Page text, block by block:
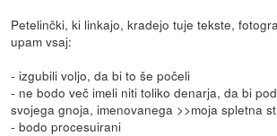
Petelinčki, ki linkajo, kradejo tuje tekste,
upam vsaj:
- izgubili voljo, da bi to še počeli
- ne bodo več imeli niti toliko denarja, da bi
svojega gnoja, imenovanega >>moja spletna
- bodo procesuirani